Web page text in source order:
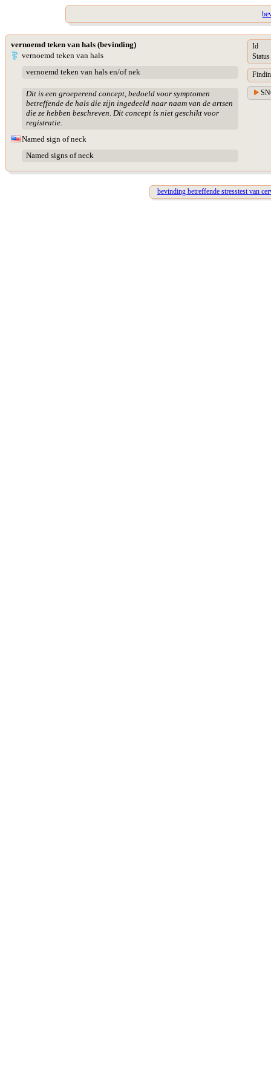
vernoemd teken van hals (bevinding)
vernoemd teken van hals
vernoemd teken van hals en/of nek
Dit is een groeperend concept, bedoeld voor symptomen
betreffende de hals die zijn ingedeeld naar naam van de artsen
die ze hebben beschreven. Dit concept is niet geschikt voor
registratie.
Named sign of neck
Named signs of neck
Id
Status
bevinding betreffende stresstest van